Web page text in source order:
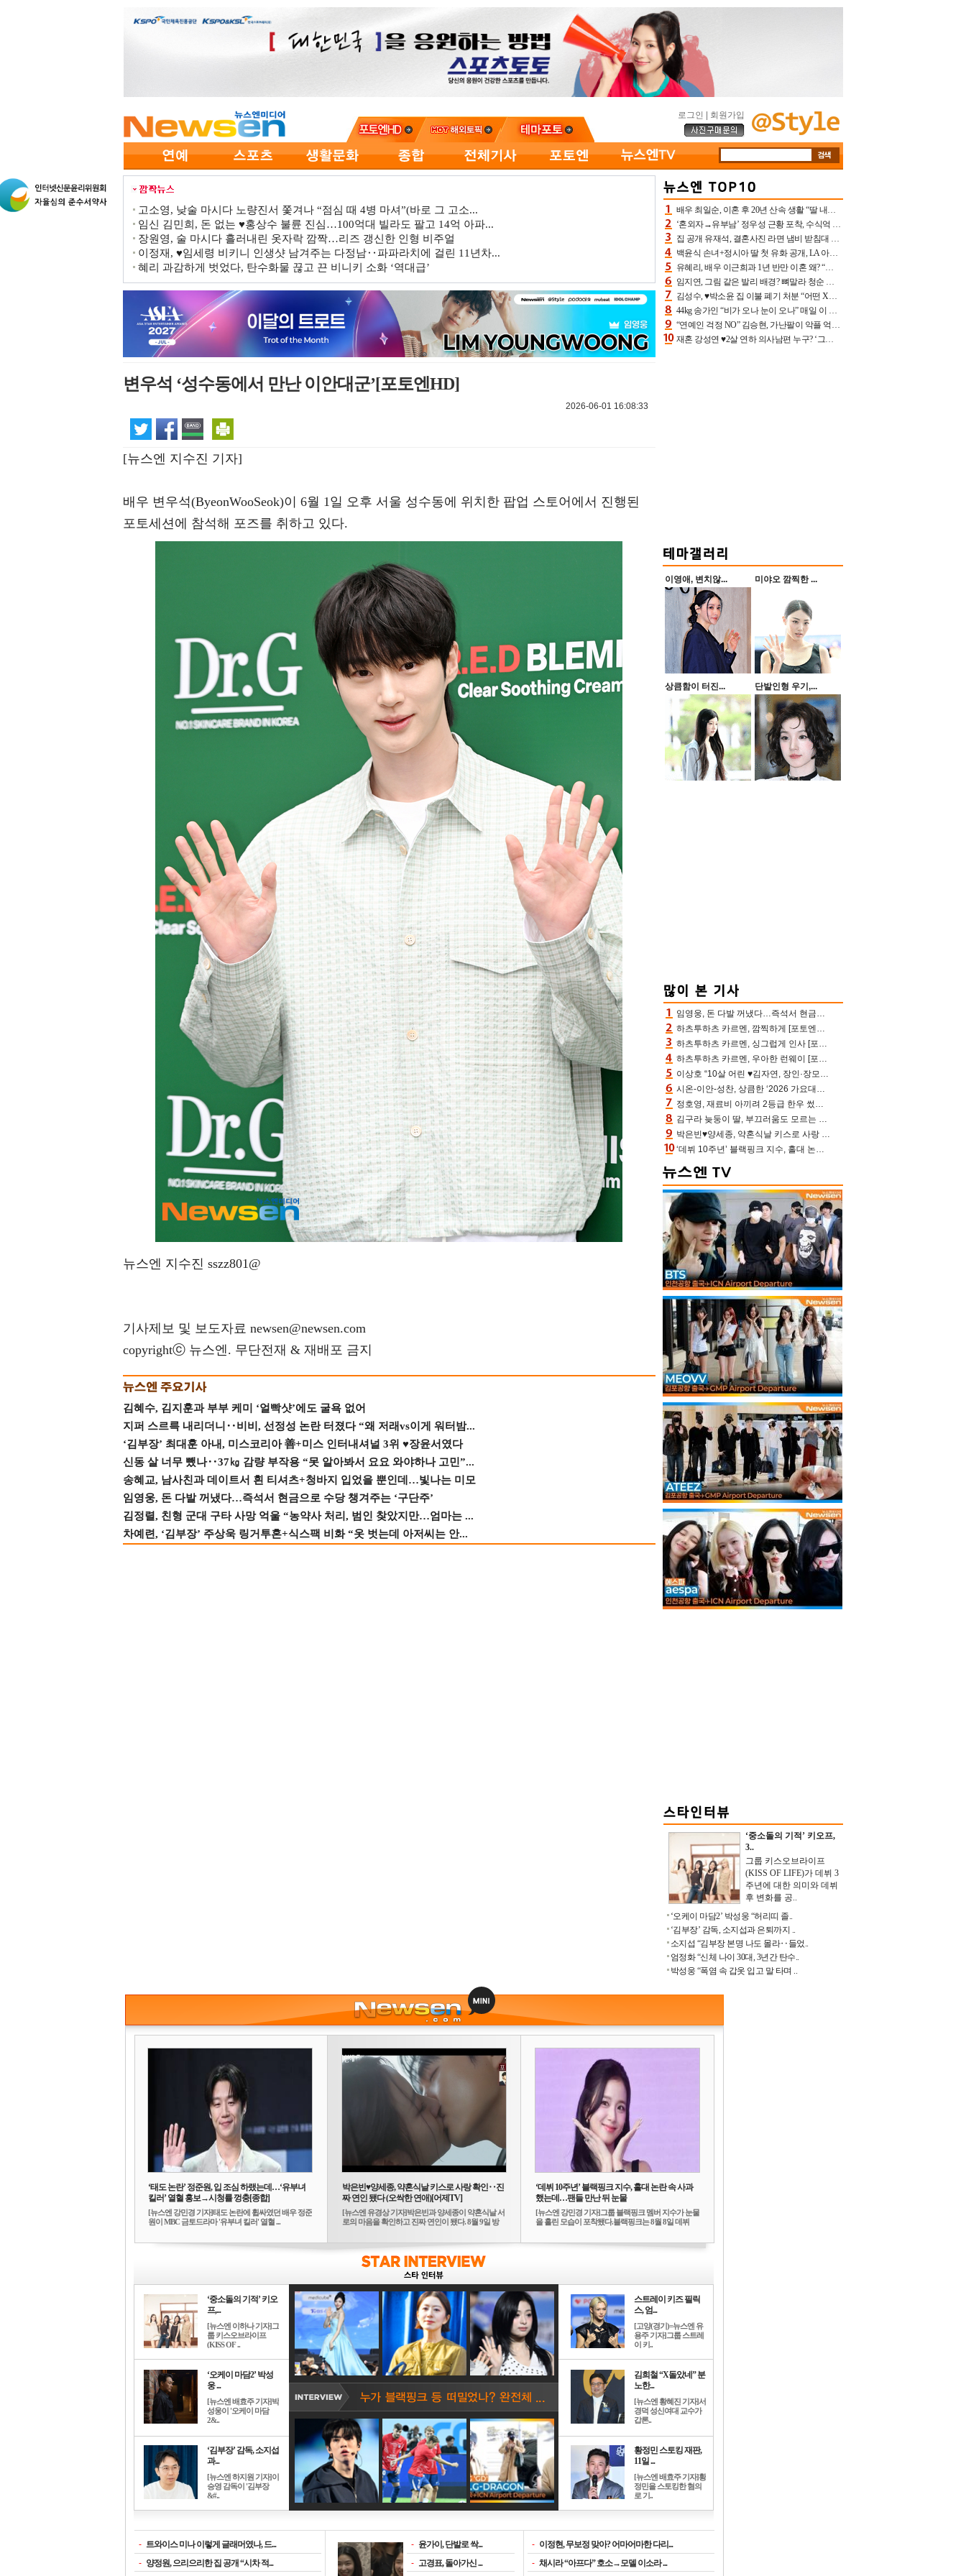
로그인 회원가입
고소영, 낮술 마시다 노량진서 쫓겨나 “점심 때 4병 마셔”(바로 그 고소...
임신 김민희, 돈 없는 ♥홍상수 불륜 진심…100억대 빌라도 팔고 14억 아파...
장원영, 술 마시다 흘러내린 옷자락 깜짝…리즈 갱신한 인형 비주얼
이정재, ♥임세령 비키니 인생샷 남겨주는 다정남‥파파라치에 걸린 11년차...
혜리 과감하게 벗었다, 탄수화물 끊고 끈 비니키 소화 ‘역대급’
변우석 ‘성수동에서 만난 이안대군’[포토엔HD]
2026-06-01 16:08:33
[뉴스엔 지수진 기자]
배우 변우석(ByeonWooSeok)이 6월 1일 오후 서울 성수동에 위치한 팝업 스토어에서 진행된
포토세션에 참석해 포즈를 취하고 있다.
뉴스엔 지수진 sszz801@
기사제보 및 보도자료 newsen@newsen.com
copyrightⓒ 뉴스엔. 무단전재 & 재배포 금지
김혜수, 김지훈과 부부 케미 ‘얼빡샷’에도 굴욕 없어
지퍼 스르륵 내리더니‥비비, 선정성 논란 터졌다 “왜 저래vs이게 워터밤...
‘김부장’ 최대훈 아내, 미스코리아 善+미스 인터내셔널 3위 ♥장윤서였다
신동 살 너무 뺐나‥37㎏ 감량 부작용 “못 알아봐서 요요 와야하나 고민”...
송혜교, 남사친과 데이트서 흰 티셔츠+청바지 입었을 뿐인데…빛나는 미모
임영웅, 돈 다발 꺼냈다…즉석서 현금으로 수당 챙겨주는 ‘구단주’
김정렬, 친형 군대 구타 사망 억울 “농약사 처리, 범인 찾았지만…엄마는 ...
차예련, ‘김부장’ 주상욱 링거투혼+식스팩 비화 “옷 벗는데 아저씨는 안...
배우 최일순, 이혼 후 20년 산속 생활 “딸 내가 버렸다고 원망‥맘 아파”(특종)[어제TV]
‘혼외자→유부남’ 정우성 근황 포착, 수식억 해킹 피해 후배 만났다 “존경하는”
집 공개 유재석, 결혼사진 라면 냄비 받침대 되고 분노‥가족사진도 피해(놀뭐)[어제TV]
백윤식 손녀+정시아 딸 첫 유화 공개, LA 아트쇼→서울국제조각페스타 작가다운 수준급 실력
유혜리, 배우 이근희과 1년 반만 이혼 왜? “식칼 꽂고 의자 던져” 충격 폭로(특종)[어제TV]
임지연, 그림 같은 발리 배경? 뼈말라 청순 비키니 핏에 상대 안 되네
김성수, ♥박소윤 집 이불 폐기 처분 “어떤 X이랑 썼을지 몰라” 질투(신랑수업2)[어제TV]
44kg 송가인 “비가 오나 눈이 오나” 매일 이 운동, 허벅지 근육량 상승+체지방 감소
“연예인 걱정 NO” 김승현, 가난팔이 악플 억울할만‥아내+딸과 日 여행
재혼 강성연 ♥2살 연하 의사남편 누구? ‘그알’ 자문의에 훈남 비주얼 초엘리트 스펙 [종합]
이영애, 변치않... 미야오 깜찍한 ...
상큼함이 터진... 단발인형 우기,...
임영웅, 돈 다발 꺼냈다…즉석서 현금으로 수당 챙겨주는 ‘구단주’
하츠투하츠 카르멘, 깜찍하게 [포토엔HD]
하츠투하츠 카르멘, 싱그럽게 인사 [포토엔HD]
하츠투하츠 카르멘, 우아한 런웨이 [포토엔HD]
이상호 “10살 어린 ♥김자연, 장인·장모님 내 동안에 깜짝 놀라 허락”(아침마당)
시온-이안-성찬, 상큼한 ‘2026 가요대전 썸머’ MC [포토엔HD]
정호영, 재료비 아끼려 2등급 한우 썼다 위기 “고기 질겨” 혹평(스레파)
김구라 늦둥이 딸, 부끄러움도 모르는 끼쟁이…그리 “걔가 연예인 됐어야”(김그리)
박은빈♥양세종, 약혼식날 키스로 사랑 확인‥진짜 연인 됐다 (오싹한 연애)[어제TV]
‘데뷔 10주년’ 블랙핑크 지수, 홀대 논란 속 사과했는데…팬들 만난 뒤 눈물
‘중소돌의 기적’ 키오프,
3..
그룹 키스오브라이프
(KISS OF LIFE)가 데뷔 3
주년에 대한 의미와 데뷔
후 변화를 공..
‘오케이 마담2’ 박성웅 “허리띠 졸..
‘김부장’ 감독, 소지섭과 은퇴까지 ..
소지섭 “김부장 본명 나도 몰라‥들었..
엄정화 “신체 나이 30대, 3년간 탄수..
박성웅 “폭염 속 갑옷 입고 말 타며 ..
‘태도 논란’ 정준원, 입 조심 하랬는데…‘유부녀
킬러’ 열혈 홍보→시청률 껑충[종합]
[뉴스엔 강민경 기자]태도 논란에 휩싸였던 배우 정준
원이 MBC 금토드라마 '유부녀 킬러' 열혈 ...
박은빈♥양세종, 약혼식날 키스로 사랑 확인‥진
짜 연인 됐다 (오싹한 연애)[어제TV]
[뉴스엔 유경상 기자]박은빈과 양세종이 약혼식날 서
로의 마음을 확인하고 진짜 연인이 됐다. 8월 9일 방
‘데뷔 10주년’ 블랙핑크 지수, 홀대 논란 속 사과
했는데…팬들 만난 뒤 눈물
[뉴스엔 강민경 기자]그룹 블랙핑크 멤버 지수가 눈물
을 흘린 모습이 포착됐다.블랙핑크는 8월 8일 데뷔
‘중소돌의 기적’ 키오
프,...
[뉴스엔 이하나 기자]그
룹 키스오브라이프
(KISS OF ..
‘오케이 마담2’ 박성
웅 ...
[뉴스엔 배효주 기자]박
성웅이 '오케이 마담
2&..
‘김부장’ 감독, 소지섭
과...
[뉴스엔 하지원 기자]이
승영 감독이 '김부장
&#..
스트레이 키즈 필릭
스, 엄...
[고양(경기)=뉴스엔 유
용주 기자]그룹 스트레
이 키..
김희철 “X돌았네” 분
노한...
[뉴스엔 황혜진 기자]서
경덕 성신여대 교수가
갑론..
황정민 스토킹 재판,
11일 ...
[뉴스엔 배효주 기자]황
정민을 스토킹한 혐의
로 기..
- 트와이스 미나 이렇게 글래머였나, 드...
- 양정원, 으리으리한 집 공개 “시차 적...
- 윤가이, 단발로 싹...
- 고경표, 돌아가신 ...
- 이정현, 무보정 맞아? 어마어마한 다리...
- 채시라 “아프다” 호소→모델 이소라 ...